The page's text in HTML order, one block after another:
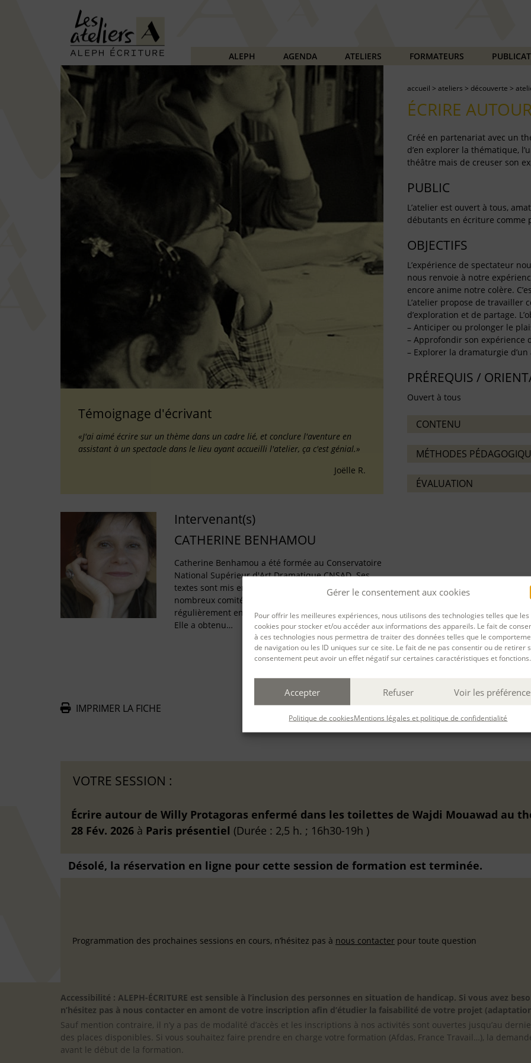
Gérer le consentement aux cookies
Pour offrir les meilleures expériences, nous utilisons des technologies telles que les
cookies pour stocker et/ou accéder aux informations des appareils. Le fait de
à ces technologies nous permettra de traiter des données telles que le
de navigation ou les ID uniques sur ce site. Le fait de ne pas consentir ou de retirer
consentement peut avoir un effet négatif sur certaines caractéristiques et fonctions.
Accepter Refuser Voir les
Politique de cookiesMentions légales et politique de confidentialité
ALEPH AGENDA ATELIERS FORMATEURS
Témoignage d'écrivant
«J'ai aimé écrire sur un thème dans un cadre lié, et conclure l'aventure en
assistant à un spectacle dans le lieu ayant accueilli l'atelier, ça c'est génial.»
Joëlle R.
Intervenant(s)
CATHERINE BENHAMOU
Catherine Benhamou a été formée au Conservatoire
National Supérieur d'Art Dramatique CNSAD. Ses
textes sont mis en scène et sélectionnés par de
nombreux comités de lecture et elle est accueillie
régulièrement en résidence à la Chartreuse CNES.
Elle a obtenu…
IMPRIMER LA FICHE
PARTAGER
Dernière mise à jour : 12/11/2025
accueil > ateliers > découverte >
ÉCRIRE
Créé en partenariat avec un
d’en explorer la thématique,
théâtre mais de creuser son
PUBLIC
L’atelier est ouvert à tous,
débutants en écriture comme
OBJECTIFS
L’expérience de spectateur
nous renvoie à notre
encore anime notre colère.
L’atelier propose de
d’exploration et de partage.
– Anticiper ou prolonger le
– Approfondir son expérience
– Explorer la dramaturgie
PRÉREQUIS /
Ouvert à tous
CONTENU
MÉTHODES
ÉVALUATION
VOTRE SESSION :
Écrire autour de Willy Protagoras enfermé dans les toilettes de Wajdi Mouawad au
28 Fév. 2026 à Paris présentiel (Durée : 2,5 h. ; 16h30-19h )
Désolé, la réservation en ligne pour cette session de formation est terminée.
Programmation des prochaines sessions en cours, n’hésitez pas à nous contacter pour toute question
Accessibilité : ALEPH-ÉCRITURE est sensible à l’inclusion des personnes en situation de handicap. Si vous avez
n’hésitez pas à nous contacter en amont de votre inscription afin d’étudier la faisabilité de votre projet
Sauf mention contraire, il n’y a pas de modalité d’accès et les inscriptions à nos activités sont ouvertes jusqu’au
des places disponibles. Si vous souhaitez faire prendre en charge votre formation (Afdas, France Travail…), la
avant le début de la formation.